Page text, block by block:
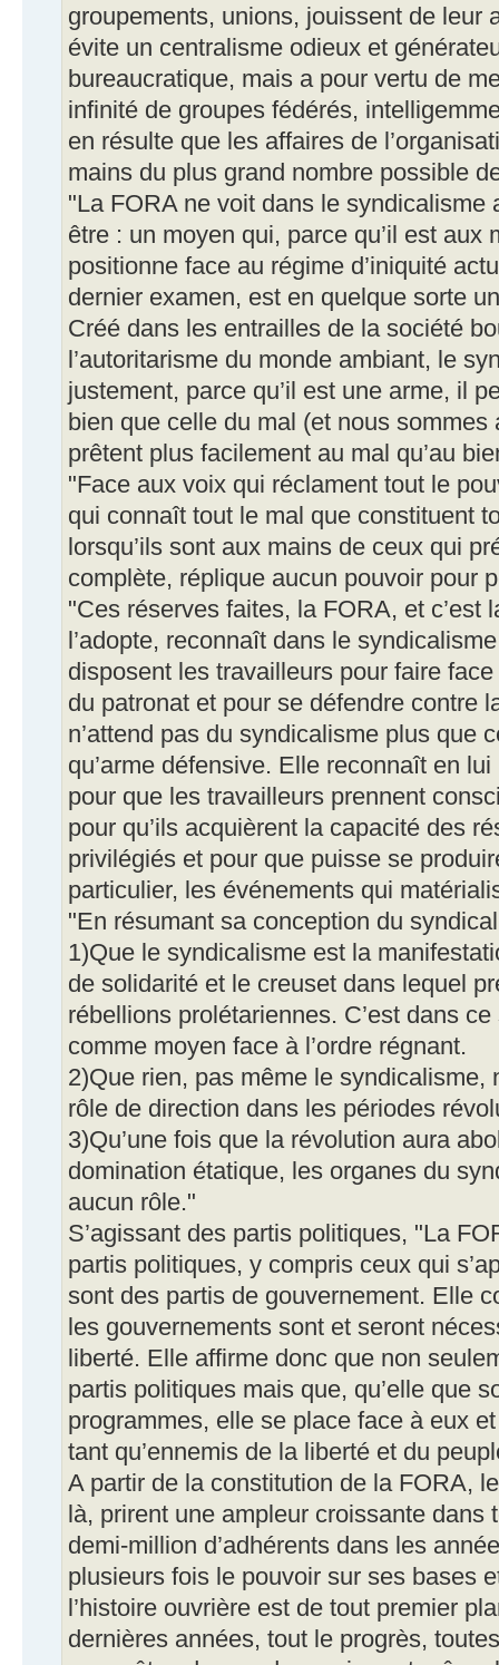
groupements, unions, jouissent de leur
évite un centralisme odieux et
bureaucratique, mais a pour vertu de
infinité de groupes fédérés,
en résulte que les affaires de
mains du plus grand nombre possible
"La FORA ne voit dans le syndicalisme
être : un moyen qui, parce qu’il est aux
positionne face au régime d’iniquité
dernier examen, est en quelque sorte
Créé dans les entrailles de la société
l’autoritarisme du monde ambiant, le
justement, parce qu’il est une arme, il
bien que celle du mal (et nous
prêtent plus facilement au mal qu’au
"Face aux voix qui réclament tout le
qui connaît tout le mal que constituent
lorsqu’ils sont aux mains de ceux qui
complète, réplique aucun pouvoir pour
"Ces réserves faites, la FORA, et c’est
l’adopte, reconnaît dans le
disposent les travailleurs pour faire
du patronat et pour se défendre contre
n’attend pas du syndicalisme plus que
qu’arme défensive. Elle reconnaît en
pour que les travailleurs prennent
pour qu’ils acquièrent la capacité des
privilégiés et pour que puisse se
particulier, les événements qui
"En résumant sa conception du
1)Que le syndicalisme est la
de solidarité et le creuset dans lequel
rébellions prolétariennes. C’est dans ce
comme moyen face à l’ordre régnant.
2)Que rien, pas même le syndicalisme,
rôle de direction dans les périodes
3)Qu’une fois que la révolution aura
domination étatique, les organes du
aucun rôle."
S’agissant des partis politiques, "La
partis politiques, y compris ceux qui
sont des partis de gouvernement. Elle
les gouvernements sont et seront
liberté. Elle affirme donc que non
partis politiques mais que, qu’elle que
programmes, elle se place face à eux
tant qu’ennemis de la liberté et du
A partir de la constitution de la FORA,
là, prirent une ampleur croissante dans
demi-million d’adhérents dans les
plusieurs fois le pouvoir sur ses bases
l’histoire ouvrière est de tout premier
dernières années, tout le progrès,